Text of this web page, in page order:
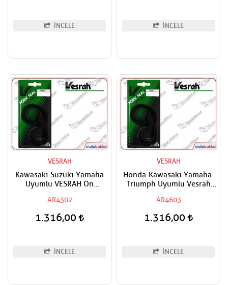
İNCELE İNCELE
VESRAH
Kawasaki-Suzuki-Yamaha
Uyumlu VESRAH Ön
AR4302
1.316,00
İNCELE
VESRAH
Honda-Kawasaki-Yamaha-
Triumph Uyumlu Vesrah
AR4603
1.316,00
İNCELE